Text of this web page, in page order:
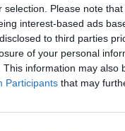
selection. Please note
interest-based ads
to third parties
of your personal
This information may also
Participants that may